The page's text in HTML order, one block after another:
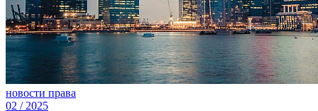
новости права
02 / 2025